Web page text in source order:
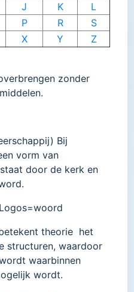
J K
L
P R
S
X Y Z
zonder
Bij
vorm van
door de kerk en
theorie het
structuren, waardoor
waarbinnen
wordt.